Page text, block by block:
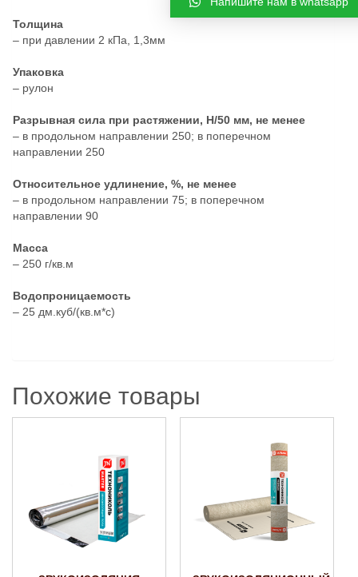
Толщина
– при давлении 2 кПа, 1,3мм
Упаковка
– рулон
Разрывная сила при растяжении, Н/50 мм, не менее
– в продольном направлении 250; в поперечном
направлении 250
Относительное удлинение, %, не менее
– в продольном направлении 75; в поперечном
направлении 90
Масса
– 250 г/кв.м
Водопроницаемость
– 25 дм.куб/(кв.м*с)
Похожие товары